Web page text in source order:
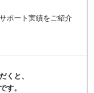
ポート実績をご紹介
くと、
す。